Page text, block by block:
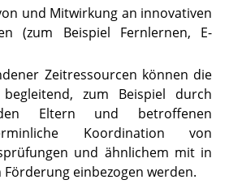
und Mitwirkung an innovativen
(zum Beispiel Fernlernen, E-
Zeitressourcen können die
begleitend, zum Beispiel durch
Eltern und betroffenen
Koordination von
und ähnlichem mit in
einbezogen werden.